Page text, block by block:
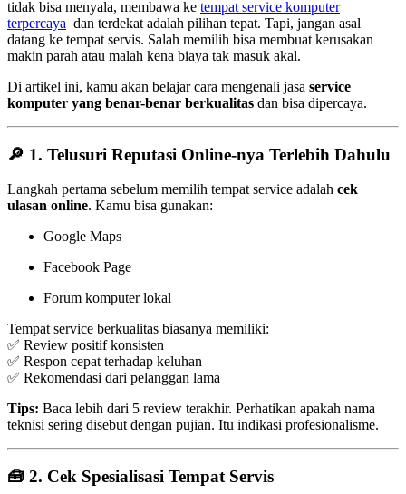
tidak bisa menyala, membawa ke tempat service komputer
terpercaya dan terdekat adalah pilihan tepat. Tapi, jangan asal
datang ke tempat servis. Salah memilih bisa membuat kerusakan
makin parah atau malah kena biaya tak masuk akal.
Di artikel ini, kamu akan belajar cara mengenali jasa service
komputer yang benar-benar berkualitas dan bisa dipercaya.
🔎 1. Telusuri Reputasi Online-nya Terlebih Dahulu
Langkah pertama sebelum memilih tempat service adalah cek
ulasan online. Kamu bisa gunakan:
Google Maps
Facebook Page
Forum komputer lokal
Tempat service berkualitas biasanya memiliki:
✅ Review positif konsisten
✅ Respon cepat terhadap keluhan
✅ Rekomendasi dari pelanggan lama
Tips: Baca lebih dari 5 review terakhir. Perhatikan apakah nama
teknisi sering disebut dengan pujian. Itu indikasi profesionalisme.
🧰 2. Cek Spesialisasi Tempat Servis